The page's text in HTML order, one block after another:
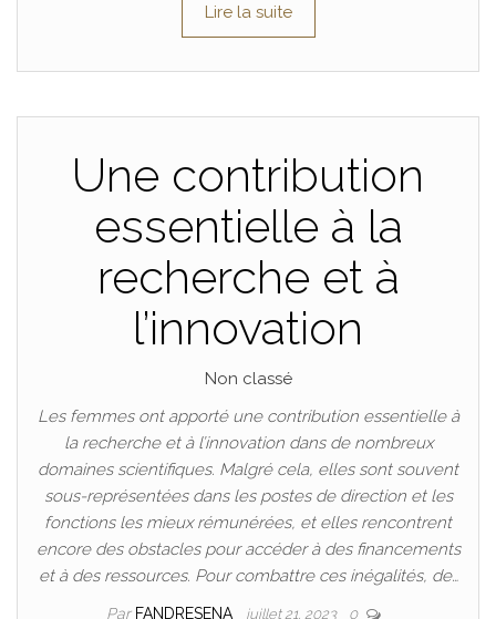
Lire la suite
Une contribution
essentielle à la
recherche et à
l’innovation
Non classé
Les femmes ont apporté une contribution essentielle à
la recherche et à l’innovation dans de nombreux
domaines scientifiques. Malgré cela, elles sont souvent
sous-représentées dans les postes de direction et les
fonctions les mieux rémunérées, et elles rencontrent
encore des obstacles pour accéder à des financements
et à des ressources. Pour combattre ces inégalités, de…
Par FANDRESENA juillet 21, 2023 0